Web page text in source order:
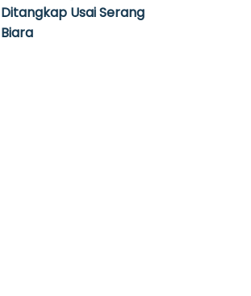
Ditangkap Usai Serang
Biara